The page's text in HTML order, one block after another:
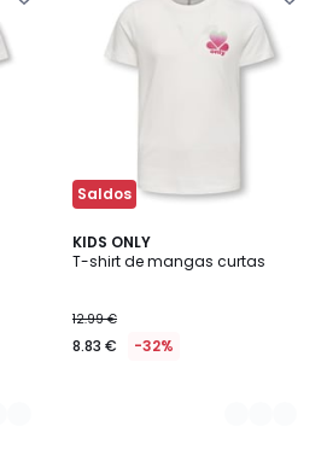
Saldos
KIDS ONLY
T-shirt de mangas curtas
12.99 €
8.83 € -32%
2
Cores